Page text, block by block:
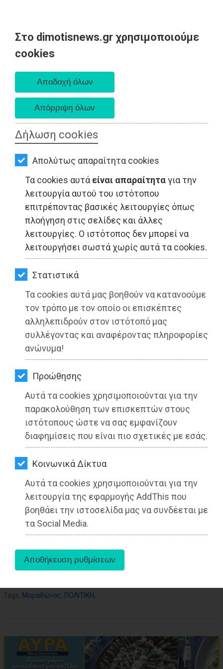
Στο dimotisnews.gr χρησιμοποιούμε
cookies
Δήλωση cookies
Απολύτως απαραίτητα cookies
Τα cookies αυτά είναι απαραίτηταγια την
λειτουργία αυτού του ιστότοπου
επιτρέποντας βασικές λειτουργίες όπως
πλοήγηση στις σελίδες και άλλες
λειτουργίες. Ο ιστότοπος δεν μπορεί να
λειτουργήσει σωστά χωρίς αυτά τα cookies.
Στατιστικά
Τα cookies αυτά μας βοηθούν να κατανοούμε
τον τρόπο με τον οποίο οι επισκέπτες
αλληλεπιδρούν στον ιστότοπό μας
συλλέγοντας και αναφέροντας πληροφορίες
ανώνυμα!
Προώθησης
Αυτά τα cookies χρησιμοποιούνται για την
παρακολούθηση των επισκεπτών στους
ιστότοπους ώστε να σας εμφανίζουν
διαφημίσεις που είναι πιο σχετικές με εσάς.
Kοινωνικά Δίκτυα
Αυτά τα cookies χρησιμοποιούνται για την
λειτουργία της εφαρμογής AddThis που
βοηθάει την ιστοσελίδα μας να συνδέεται με
τα Social Media.
AΡΧΙΚΗ
ΕΙΔΗΣΕΙΣ
ΠΟΛΙΤΙΚΗ
ΤΟΠΙΚΗ
ΑΥΤΟΔΙΟΙΚΗΣΗ
ΟΙΚΟΝΟΜΙΑ
ΑΘΛΗΤΙΣΜΟΣ
ΠΟΛΙΤΙΣΜΟΣ
ΣΠΙΤΙ-
ΚΗΠΟΣ
ΥΓΕΙΑ
LIFESTYLE
ΤΑΞΙΔΙΑ
ΕΞΟΔΟΣ
ΠΕΡΙΒΑΛΛΟΝ
ΚΑΤΟΙΚΙΔΙΟ
ΑΓΓΕΛΙΕΣ
ΕΦΗΜΕΡΙΔΕΣ
OΔΗΓΟΣ
ΑΓΟΡΑΣ
ΨΙΘΥΡΟΙ
ΑΠΟΣΤΟΛΗ
ΑΡΘΡΩΝ
ΠΟΛΙΤΙΚΗ - Μαραθώνας
Η Συντονιστική Επιτροπή ΠΑΣΟΚ του
Δήμου Μαραθώνος επισκέφτηκε τον
Δήμαρχο Στέργιο Τσίρκα
Διαβάστηκε 3177 φορές
27-05-2025
Από τo Dimotisnews
aboutus
Tags: Μαραθώνας, ΠΟΛΙΤΙΚΗ,